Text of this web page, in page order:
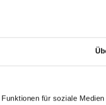
für soziale